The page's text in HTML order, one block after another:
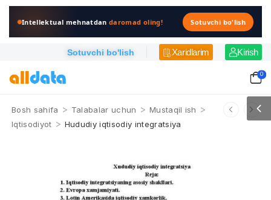
Intellektual mehnatdandaromad oling! Sotuvchi bo'lish
Sotuvchi bo'lish Xaridlarim Kirish
0
Bosh sahifa > Talabalar uchun > Mustaqil ish >
Iqtisodiyot > Hududiy iqtisodiy intеgratsiya